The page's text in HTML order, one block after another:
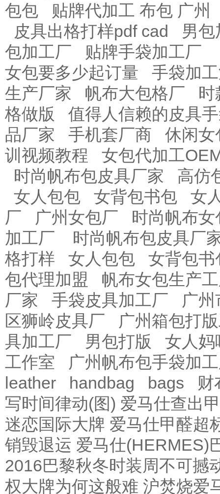
包包
贴牌代加工 布包 广州
皮具出格打样pdf cad
男
包加工厂
贴牌手袋加工厂
女包要多少起订量
手袋加
生产厂家
帆布大包格厂
时
格做版
值得人信赖的皮具
品厂家
手机套厂商
休闲女
训视频教程
女包代加工
时尚帆布包皮具厂家
高仿
女人包包
女背包书包
女
厂
广州女包厂
时尚帆布
加工厂
时尚帆布包皮具厂
格打样
女人包包
女背包书
包代理加盟
帆布女包生产
厂家
手袋皮具加工厂
广
区狮岭皮具厂
广州箱包打
具加工厂
男包打版
女人妈
工作室
广州帆布包手袋加
leather
handbag bags
财
写时间律动(图) 爱马仕查出
迷恋国际大牌 爱马仕甲醛超
销毁退运 爱马仕(HERMES)
2016巴黎秋冬时装周不可撼
权大牌为何这般难 沪焚烧爱